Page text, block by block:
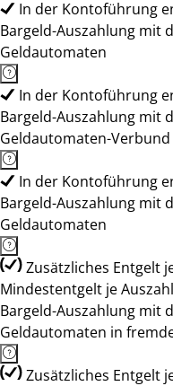
In der Kontoführung
Bargeld-Auszahlung mit
Geldautomaten
In der Kontoführung
Bargeld-Auszahlung mit
Geldautomaten-Verbund
In der Kontoführung
Bargeld-Auszahlung mit
Geldautomaten
Zusätzliches Entgelt
Mindestentgelt je
Bargeld-Auszahlung mit
Geldautomaten in
Zusätzliches Entgelt